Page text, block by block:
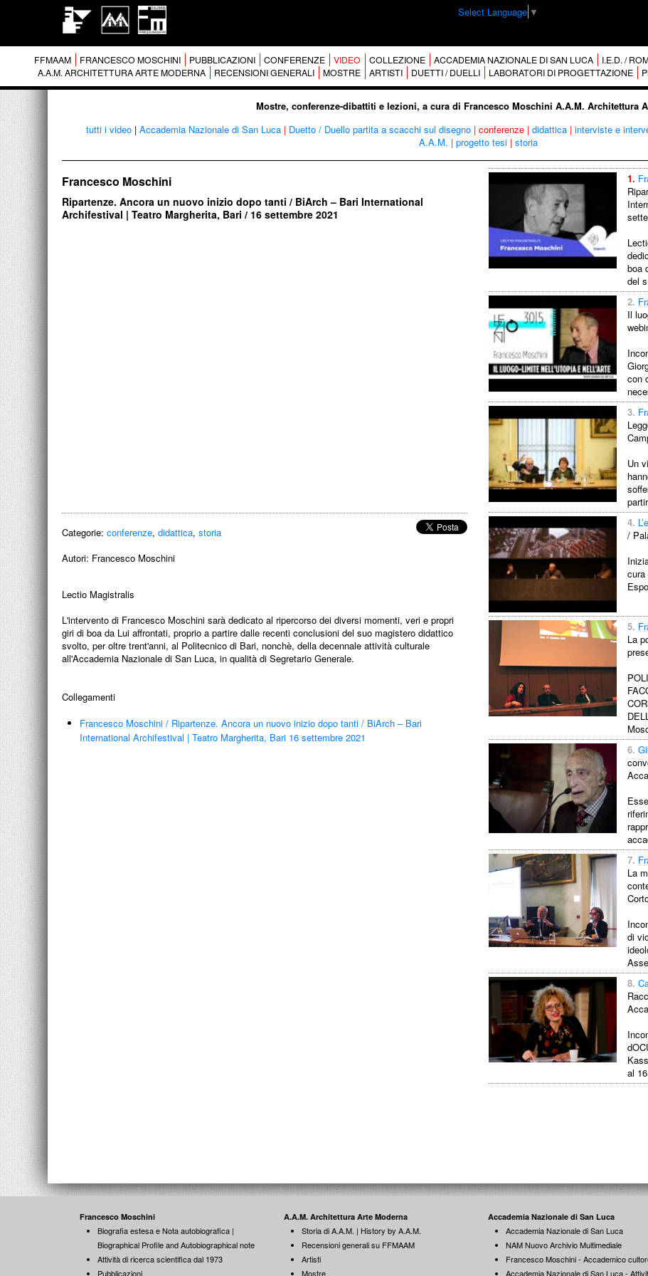
Select Language ▼
FFMAAM FRANCESCO MOSCHINI PUBBLICAZIONI CONFERENZE VIDEO COLLEZIONE ACCADEMIA NAZIONALE DI SAN LUCA I.E.D. /
A.A.M. ARCHITETTURA ARTE MODERNA
RECENSIONI GENERALI MOSTRE ARTISTI DUETTI / DUELLI LABORATORI DI PROGETTAZIONE
Mostre, conferenze-dibattiti e lezioni, a cura di Francesco Moschini A.A.M. Architettura
tutti i video | Accademia Nazionale di San Luca | Duetto / Duello partita a scacchi sul disegno | conferenze | didattica | interviste e
A.A.M. | progetto tesi | storia
Francesco Moschini
Ripartenze. Ancora un nuovo inizio dopo tanti / BiArch – Bari International
Archifestival | Teatro Margherita, Bari / 16 settembre 2021
Categorie: conferenze, didattica, storia
Autori: Francesco Moschini
Lectio Magistralis
L'intervento di Francesco Moschini sarà dedicato al ripercorso dei diversi momenti, veri e propri
giri di boa da Lui affrontati, proprio a partire dalle recenti conclusioni del suo magistero didattico
svolto, per oltre trent'anni, al Politecnico di Bari, nonchè, della decennale attività culturale
all'Accademia Nazionale di San Luca, in qualità di Segretario Generale.
Collegamenti
Francesco Moschini / Ripartenze. Ancora un nuovo inizio dopo tanti / BiArch – Bari
International Archifestival | Teatro Margherita, Bari 16 settembre 2021
1.
boa
del
2.
Il
con
3.
Un
4.
/
cura
5.
La
6.
7.
La
di
8.
al
Francesco Moschini
Biografia estesa e Nota autobiografica |
Biographical Profile and Autobiographical note
Attività di ricerca scientifica dal 1973
Pubblicazioni
A.A.M. Architettura Arte Moderna
Storia di A.A.M. | History by A.A.M.
Recensioni generali su FFMAAM
Artisti
Mostre
Accademia Nazionale di San Luca
Accademia Nazionale di San Luca
NAM Nuovo Archivio Multimediale
Francesco Moschini - Accademico
Accademia Nazionale di San Luca -